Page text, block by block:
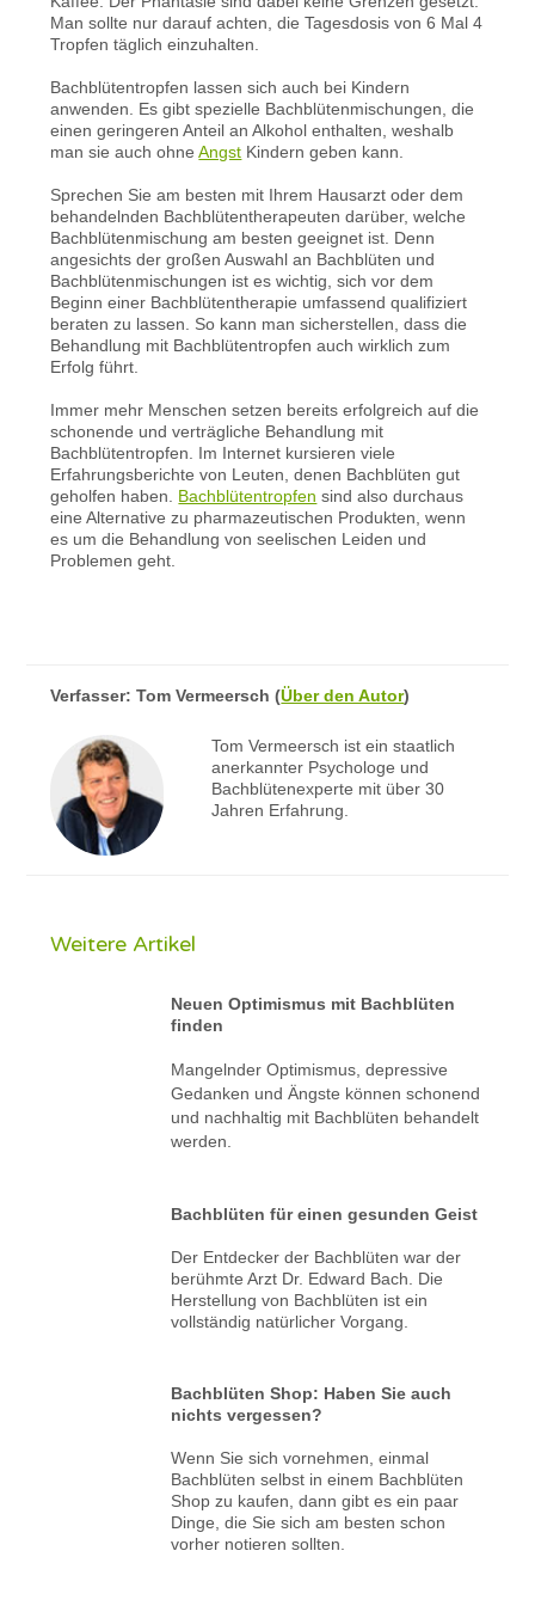
Man sollte nur darauf achten, die Tagesdosis von 6 Mal 4
Tropfen täglich einzuhalten.
Bachblütentropfen lassen sich auch bei Kindern
anwenden. Es gibt spezielle Bachblütenmischungen, die
einen geringeren Anteil an Alkohol enthalten, weshalb
man sie auch ohneAngst Kindern geben kann.
Sprechen Sie am besten mit Ihrem Hausarzt oder dem
behandelnden Bachblütentherapeuten darüber, welche
Bachblütenmischung am besten geeignet ist. Denn
angesichts der großen Auswahl an Bachblüten und
Bachblütenmischungen ist es wichtig, sich vor dem
Beginn einer Bachblütentherapie umfassend qualifiziert
beraten zu lassen. So kann man sicherstellen, dass die
Behandlung mit Bachblütentropfen auch wirklich zum
Erfolg führt.
Immer mehr Menschen setzen bereits erfolgreich auf die
schonende und verträgliche Behandlung mit
Bachblütentropfen. Im Internet kursieren viele
Erfahrungsberichte von Leuten, denen Bachblüten gut
geholfen haben. Bachblütentropfen sind also durchaus
eine Alternative zu pharmazeutischen Produkten, wenn
es um die Behandlung von seelischen Leiden und
Problemen geht.
Verfasser:Tom Vermeersch (Über den Autor)
Tom Vermeersch ist ein staatlich
anerkannter Psychologe und
Bachblütenexperte mit über 30
Jahren Erfahrung.
Weitere Artikel
Neuen Optimismus mit Bachblüten
finden
Mangelnder Optimismus, depressive
Gedanken und Ängste können schonend
und nachhaltig mit Bachblüten behandelt
werden.
Bachblüten für einen gesunden Geist
Der Entdecker der Bachblüten war der
berühmte Arzt Dr. Edward Bach. Die
Herstellung von Bachblüten ist ein
vollständig natürlicher Vorgang.
Bachblüten Shop: Haben Sie auch
nichts vergessen?
Wenn Sie sich vornehmen, einmal
Bachblüten selbst in einem Bachblüten
Shop zu kaufen, dann gibt es ein paar
Dinge, die Sie sich am besten schon
vorher notieren sollten.